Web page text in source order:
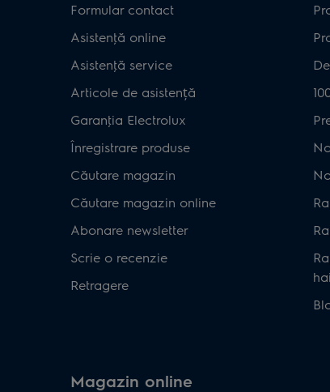
Formular contact
Asistenţă online
Asistenţă service
Articole de asistență
Garanţia Electrolux
Înregistrare produse
Căutare magazin
Căutare magazin online
Abonare newsletter
Scrie o recenzie
Retragere
Magazin online